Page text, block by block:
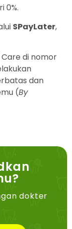
0%.
SPayLater,
di nomor
dan
(By
dokter